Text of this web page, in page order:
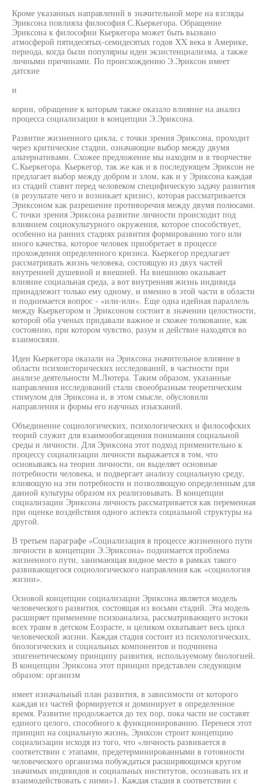
Кроме указанных направлений в значительной мере на взгляды
Эриксона повлияла философия С.Кьеркегора. Обращение
Эриксона к философии Кьеркегора может быть вызвано
атмосферой пятидесятых-семидесятых годов XX века в Америке,
периода, когда были популярны идеи экзистенциализма, а также
личными причинами. По происхождению Э.Эриксон имеет
датские
и
корни, обращение к которым также оказало влияние на анализ
процесса социализации в концепции Э.Эриксона.
Развитие жизненного цикла, с точки зрения Эриксона, проходит
через критические стадии, означающие выбор между двумя
альтернативами. Схожее предложение мы находим и в творчестве
С.Кьеркегора. Кьеркегор, так же как и в последующем Эриксон не
предлагает выбор между добром и злом, как и у Эриксона каждая
из стадий ставит перед человеком специфическую задачу развития
(в результате чего и возникает кризис), которая рассматривается
Эриксоном как разрешение противоречия между двумя полюсами.
С точки зрения Эриксона развитие личности происходит под
влиянием социокультурного окружения, которое способствует,
особенно на ранних стадиях развития формированию того или
иного качества, которое человек приобретает в процессе
прохождения определенного кризиса. Кьеркегор предлагает
рассматривать жизнь человека, состоящую из двух частей
внутренней душевной и внешней. На внешнюю оказывает
влияние социальная среда, а вот внутренняя жизнь индивида
принадлежит только ему одному, и именно в этой части в области
и поднимается вопрос - «или-или». Еще одна идейная параллель
между Кьеркегором и Эриксоном состоит в значении целостности,
которой оба ученых придавали важное и схожее толкование, как
состоянию, при котором чувство, разум и действие находятся во
взаимосвязи.
Идеи Кьеркегора оказали на Эриксона значительное влияние в
области психоисторических исследований, в частности при
анализе деятельности М.Лютера. Таким образом, указанные
направления исследований стали своеобразным теоретическим
стимулом для Эриксона и, в этом смысле, обусловили
направления и формы его научных изысканий.
Объединение социологических, психологических и философских
теорий служит для взаимообогащения понимания социальной
среды и личности. Для Эриксона этот подход применительно к
процессу социализации личности выражается в том, что
основываясь на теории личности, он выделяет основные
потребности человека, и подвергает анализу социальную среду,
влияющую на эти потребности и позволяющую определенным для
данной культуры образом их реализовывать. В концепции
социализации Эриксона личность рассматривается как переменная
при оценке воздействия одного аспекта социальной структуры на
другой.
В третьем параграфе «Социализация в процессе жизненного пути
личности в концепции Э.Эриксона» поднимается проблема
жизненного пути, занимающая видное место в рамках такого
развивающегося социологического направления как «социология
жизни».
Основой концепции социализации Эриксона является модель
человеческого развития, состоящая из восьми стадий. Эта модель
расширяет применение психоанализа, рассматривающего истоки
всех травм в детском Еозрасте, и целиком охватывает весь цикл
человеческой жизни. Каждая стадия состоит из психологических,
биологических и социальных компонентов и подчинена
эпигенетическому принципу развития, используемому биологией.
В концепции Эриксона этот принцип представлен следующим
образом: организм
имеет изначальный план развития, в зависимости от которого
каждая из частей формируется и доминирует в определенное
время. Развитие продолжается до тех пор, пока части не составят
единого целого, способного к функционированию. Перенеся этот
принцип на социальную жизнь, Эриксон строит концепцию
социализации исходя из того, что «личность развивается в
соответствии с этапами, предетерминированными в готовности
человеческого организма побуждаться расширяющимся кругом
значимых индивидов и социальных институтов, осознавать их и
взаимодействовать с ними»1. Каждая стадия в соответствии с